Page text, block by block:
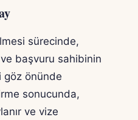
sürecinde,
başvuru sahibinin
göz önünde
sonucunda,
ve vize